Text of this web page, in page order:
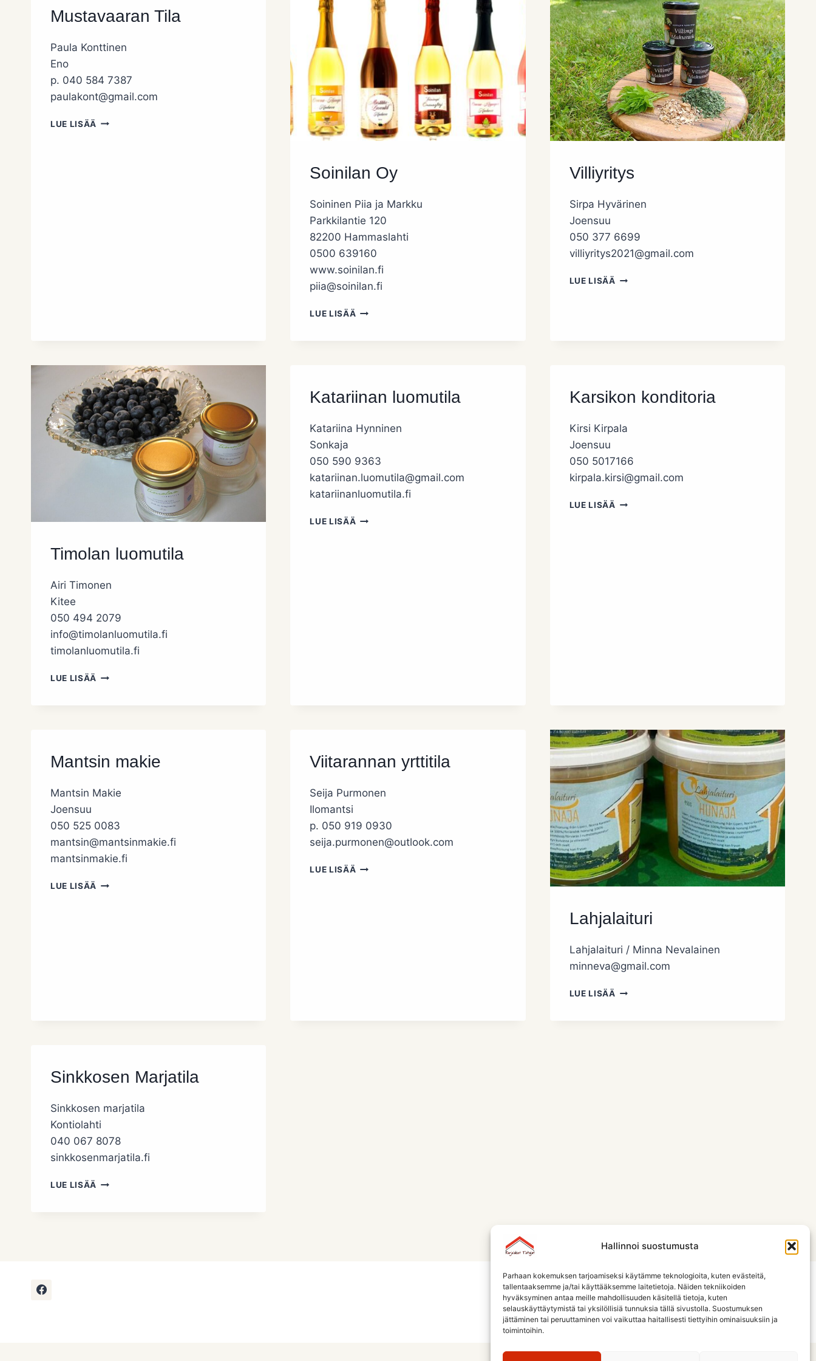
Hallinnoi suostumusta
Parhaan kokemuksen tarjoamiseksi käytämme teknologioita, kuten evästeitä,
tallentaaksemme ja/tai käyttääksemme laitetietoja. Näiden tekniikoiden
hyväksyminen antaa meille mahdollisuuden käsitellä tietoja, kuten
selauskäyttäytymistä tai yksilöllisiä tunnuksia tällä sivustolla. Suostumuksen
jättäminen tai peruuttaminen voi vaikuttaa haitallisesti tiettyihin ominaisuuksiin ja
toimintoihin.
Mustavaaran Tila
Paula Konttinen
Eno
p. 040 584 7387
paulakont@gmail.com
LUE LISÄÄ MUSTAVAARAN
Soinilan Oy
Soininen Piia ja Markku
Parkkilantie 120
82200 Hammaslahti
0500 639160
www.soinilan.fi
piia@soinilan.fi
LUE LISÄÄ SOINILAN
Villiyritys
Sirpa Hyvärinen
Joensuu
050 377 6699
villiyritys2021@gmail.com
LUE LISÄÄ VILLIYRITYS
Timolan luomutila
Airi Timonen
Kitee
050 494 2079
info@timolanluomutila.fi
timolanluomutila.fi
LUE LISÄÄ TIMOLAN
Katariinan luomutila
Katariina Hynninen
Sonkaja
050 590 9363
katariinan.luomutila@gmail.com
katariinanluomutila.fi
LUE LISÄÄ KATARIINAN
Karsikon konditoria
Kirsi Kirpala
Joensuu
050 5017166
kirpala.kirsi@gmail.com
LUE LISÄÄ KARSIKON
Mantsin makie
Mantsin Makie
Joensuu
050 525 0083
mantsin@mantsinmakie.fi
mantsinmakie.fi
LUE LISÄÄ MANTSIN
Viitarannan yrttitila
Seija Purmonen
Ilomantsi
p. 050 919 0930
seija.purmonen@outlook.com
LUE LISÄÄ VIITARANNAN
Lahjalaituri
Lahjalaituri / Minna Nevalainen
minneva@gmail.com
LUE LISÄÄ LAHJALAITURI
Sinkkosen Marjatila
Sinkkosen marjatila
Kontiolahti
040 067 8078
sinkkosenmarjatila.fi
LUE LISÄÄ SINKKOSEN
Etusivu Jäsenistö
Jäsenyys ja säännöt
Tietosuojaseloste